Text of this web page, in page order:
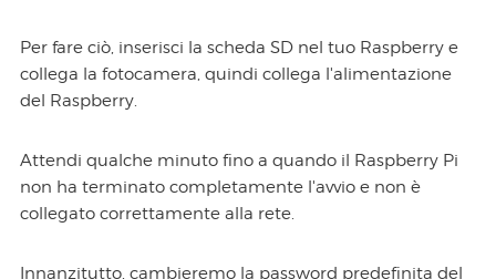
Per fare ciò, inserisci la scheda SD nel tuo Raspberry e
collega la fotocamera, quindi collega l'alimentazione
del Raspberry.
Attendi qualche minuto fino a quando il Raspberry Pi
non ha terminato completamente l'avvio e non è
collegato correttamente alla rete.
Innanzitutto, cambieremo la password predefinita del